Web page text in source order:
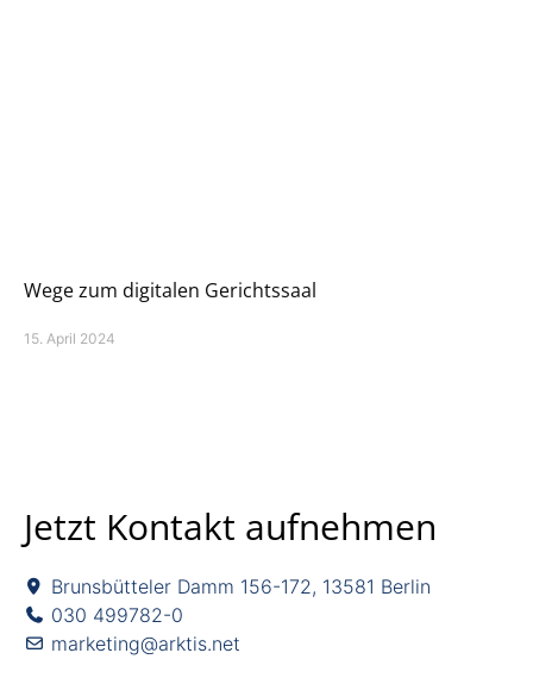
Wege zum digitalen Gerichtssaal
15. April 2024
Jetzt Kontakt aufnehmen
Brunsbütteler Damm 156-172, 13581 Berlin
030 499782-0
marketing@arktis.net